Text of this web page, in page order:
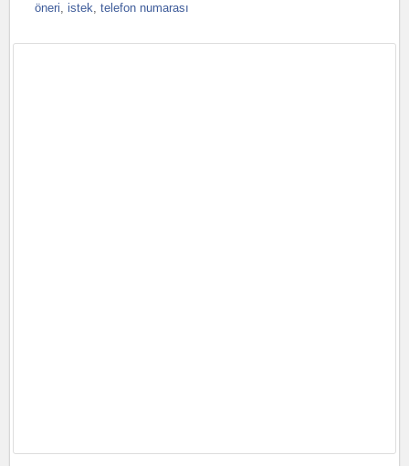
öneri, istek, telefon numarası